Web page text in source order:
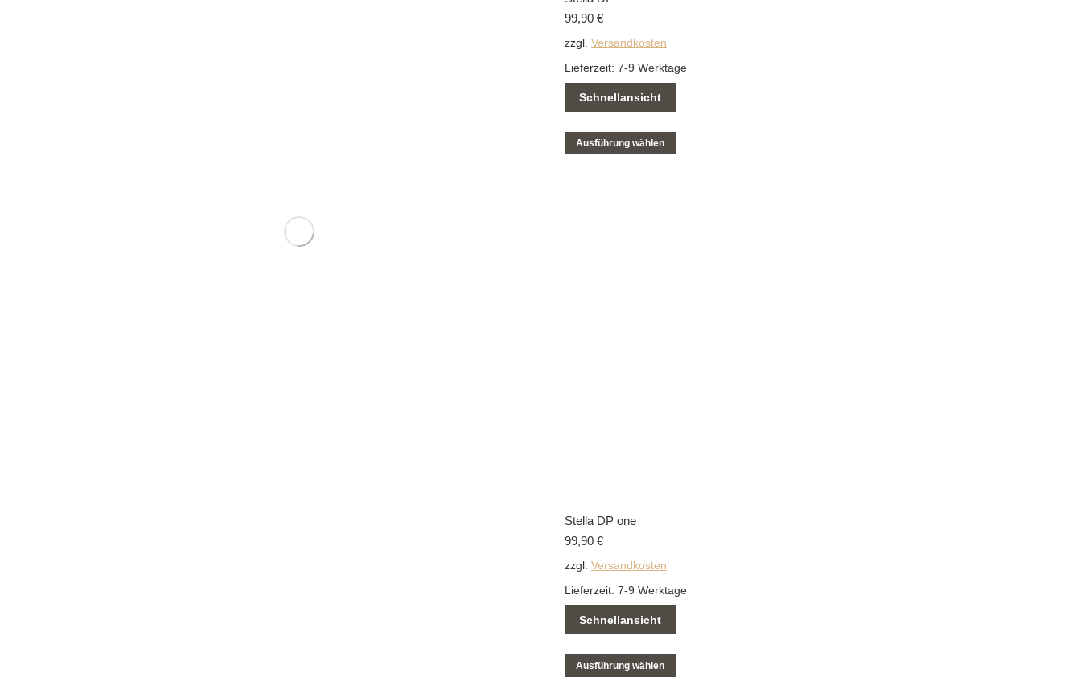
99,90 €
zzgl. Versandkosten
Lieferzeit: 7-9 Werktage
Schnellansicht
Ausführung wählen
Stella DP one
99,90 €
zzgl. Versandkosten
Lieferzeit: 7-9 Werktage
Schnellansicht
Ausführung wählen